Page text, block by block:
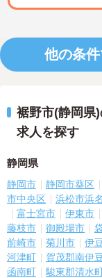
他の条
裾野市(静岡県
求人を探す
静岡県
静岡市 静岡市葵区
市中央区
浜松市浜
富士宮市
伊東市
藤枝市
御殿場市
前崎市
菊川市 伊
河津町
賀茂郡南伊
函南町
駿東郡清水